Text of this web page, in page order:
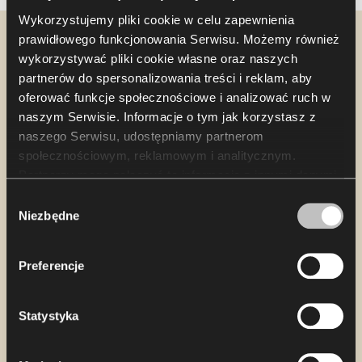
Wykorzystujemy pliki cookie w celu zapewnienia
prawidłowego funkcjonowania Serwisu. Możemy również
wykorzystywać pliki cookie własne oraz naszych
partnerów do spersonalizowania treści i reklam, aby
oferować funkcje społecznościowe i analizować ruch w
naszym Serwisie. Informacje o tym jak korzystasz z
naszego Serwisu, udostępniamy partnerom
społecznościowym, reklamowym i analitycznym.
Partnerzy mogą połączyć te informacje z innymi danymi
korzystania z ich usług. Korzystanie z plików cookie
preferencji użytkownika wymaga Twojej zgody, którą
możesz wyrazić, klikając „Zezwól na wszystkie”. Jeżeli
wybór”. Wyrażoną zgodę/zgody możesz wycofać w
każdym momencie, zmieniając wybrane ustawienia.
zgody
Niezbędne
Preferencje
Statystyka
Designer spotlight
Oscar Buffon